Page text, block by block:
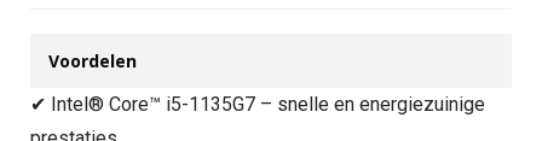
Voordelen
✔ Intel® Core™ i5-1135G7 – snelle en energiezuinige